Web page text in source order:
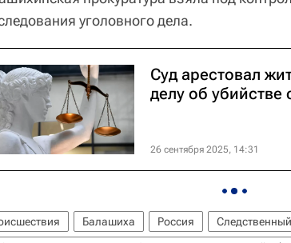
уголовного дела.
Суд арестовал
делу об убийстве
26 сентября 2025, 14:31
Балашиха Россия